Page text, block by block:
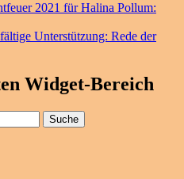
2021 für Halina Pollum:
Unterstützung: Rede der
Widget-Bereich
Suche